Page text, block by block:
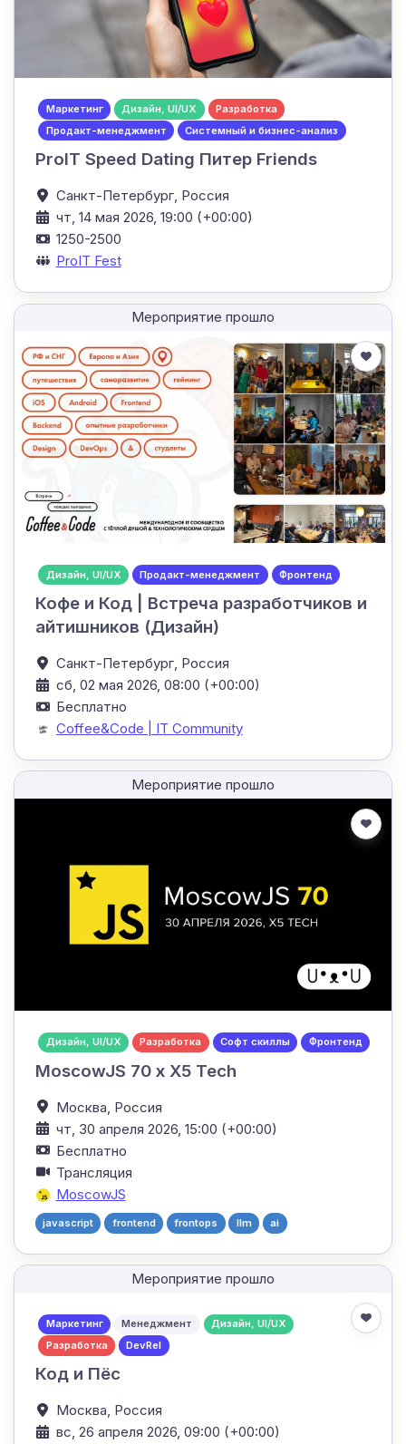
Маркетинг Дизайн, UI/UX
Разработка
Продакт-менеджмент
Системный и бизнес-анализ
ProIT Speed Dating Питер Friends
Санкт-Петербург, Россия
чт, 14 мая 2026, 19:00 (+00:00)
1250-2500
ProIT Fest
Мероприятие прошло
Дизайн, UI/UX Продакт-менеджмент Фронтенд
Кофе и Код | Встреча разработчиков и
айтишников (Дизайн)
Санкт-Петербург, Россия
сб, 02 мая 2026, 08:00 (+00:00)
Бесплатно
Coffee&Code | IT Community
Мероприятие прошло
Дизайн, UI/UX Разработка Софт скиллы Фронтенд
MoscowJS 70 x X5 Tech
Москва, Россия
чт, 30 апреля 2026, 15:00 (+00:00)
Бесплатно
Трансляция
MoscowJS
javascript frontend frontops llm ai
Мероприятие прошло
Маркетинг Менеджмент
Дизайн, UI/UX
Разработка
DevRel
Код и Пёс
Москва, Россия
вс, 26 апреля 2026, 09:00 (+00:00)